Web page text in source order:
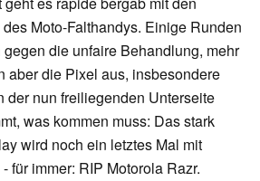
Moto-Falthandys. Einige Runden
die unfaire Behandlung, mehr
aber die Pixel aus, insbesondere
der nun freiliegenden Unterseite
was kommen muss: Das stark
wird noch ein letztes Mal mit
für immer: RIP Motorola Razr.